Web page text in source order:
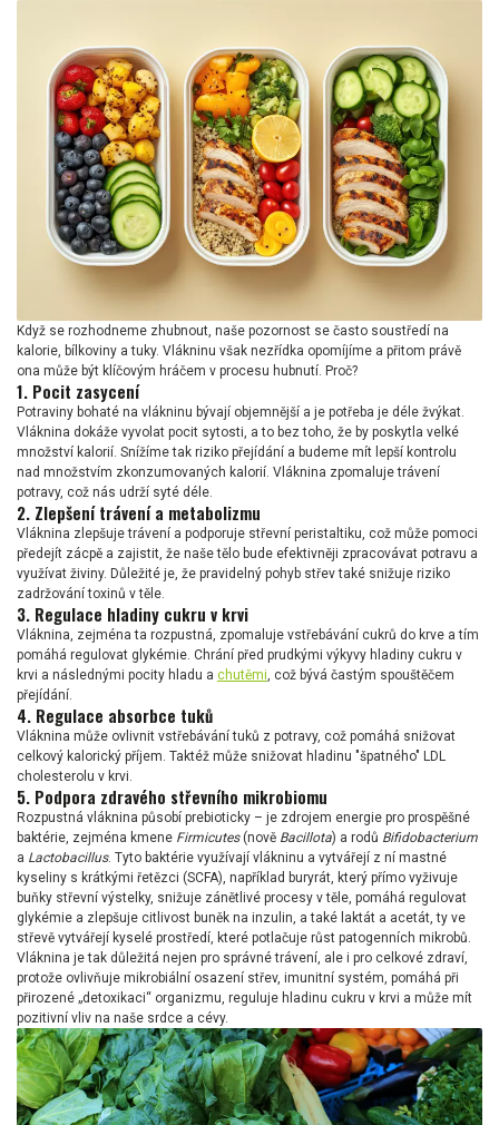
Když se rozhodneme zhubnout, naše pozornost se často soustředí na
kalorie, bílkoviny a tuky. Vlákninu však nezřídka opomíjíme a přitom právě
ona může být klíčovým hráčem v procesu hubnutí. Proč?
1. Pocit zasycení
Potraviny bohaté na vlákninu bývají objemnější a je potřeba je déle žvýkat.
Vláknina dokáže vyvolat pocit sytosti, a to bez toho, že by poskytla velké
množství kalorií. Snížíme tak riziko přejídání a budeme mít lepší kontrolu
nad množstvím zkonzumovaných kalorií. Vláknina zpomaluje trávení
potravy, což nás udrží syté déle.
2. Zlepšení trávení a metabolizmu
Vláknina zlepšuje trávení a podporuje střevní peristaltiku, což může pomoci
předejít zácpě a zajistit, že naše tělo bude efektivněji zpracovávat potravu a
využívat živiny. Důležité je, že pravidelný pohyb střev také snižuje riziko
zadržování toxinů v těle.
3. Regulace hladiny cukru v krvi
Vláknina, zejména ta rozpustná, zpomaluje vstřebávání cukrů do krve a tím
pomáhá regulovat glykémie. Chrání před prudkými výkyvy hladiny cukru v
krvi a následnými pocity hladu a chutěmi , což bývá častým spouštěčem
přejídání.
4. Regulace absorbce tuků
Vláknina může ovlivnit vstřebávání tuků z potravy, což pomáhá snižovat
celkový kalorický příjem. Taktéž může snižovat hladinu "špatného" LDL
cholesterolu v krvi.
5. Podpora zdravého střevního mikrobiomu
Rozpustná vláknina působí prebioticky –⁠⁠⁠⁠⁠⁠ je zdrojem energie pro prospěšné
baktérie, zejména kmene Firmicutes(nově Bacillota) a rodů Bifidobacterium
a Lactobacillus. Tyto baktérie využívají vlákninu a vytvářejí z ní mastné
kyseliny s krátkými řetězci (SCFA), například buryrát, který přímo vyživuje
buňky střevní výstelky, snižuje zánětlivé procesy v těle, pomáhá regulovat
glykémie a zlepšuje citlivost buněk na inzulin, a také laktát a acetát, ty ve
střevě vytvářejí kyselé prostředí, které potlačuje růst patogenních mikrobů.
Vláknina je tak důležitá nejen pro správné trávení, ale i pro celkové zdraví,
protože ovlivňuje mikrobiální osazení střev, imunitní systém, pomáhá při
přirozené „detoxikaci“ organizmu, reguluje hladinu cukru v krvi a může mít
pozitivní vliv na naše srdce a cévy.